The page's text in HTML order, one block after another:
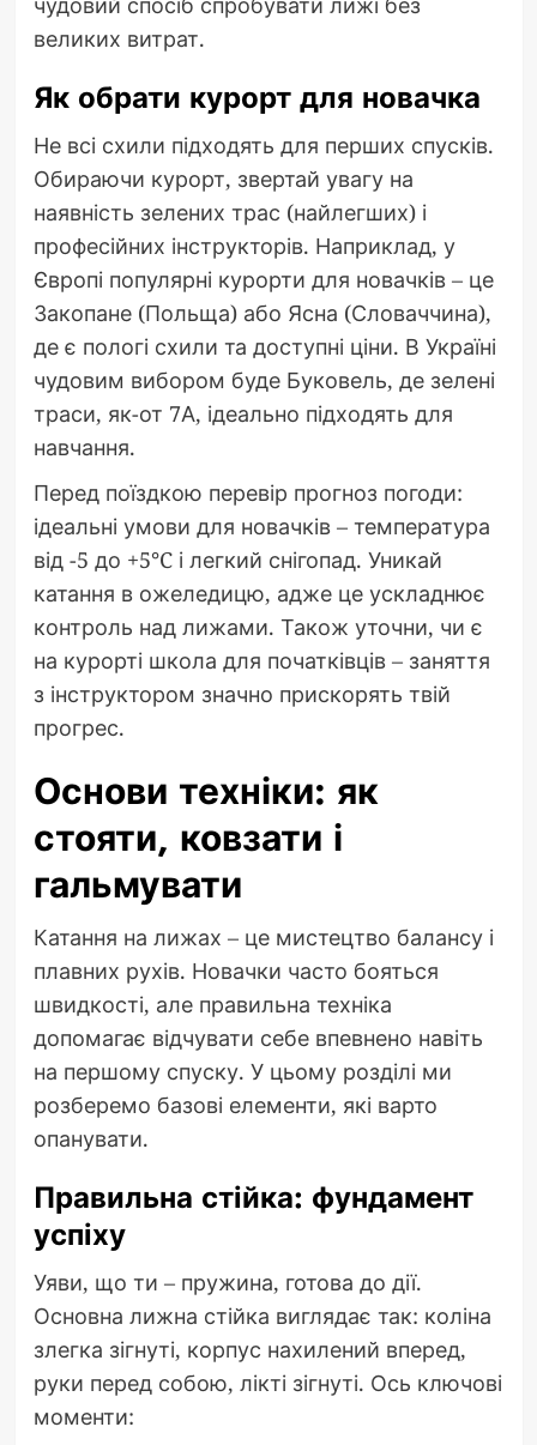
великих витрат.
Як обрати курорт для новачка
Не всі схили підходять для перших спусків.
Обираючи курорт, звертай увагу на
наявність зелених трас (найлегших) і
професійних інструкторів. Наприклад, у
Європі популярні курорти для новачків – це
Закопане (Польща) або Ясна (Словаччина),
де є пологі схили та доступні ціни. В Україні
чудовим вибором буде Буковель, де зелені
траси, як-от 7А, ідеально підходять для
навчання.
Перед поїздкою перевір прогноз погоди:
ідеальні умови для новачків – температура
від -5 до +5°C і легкий снігопад. Уникай
катання в ожеледицю, адже це ускладнює
контроль над лижами. Також уточни, чи є
на курорті школа для початківців – заняття
з інструктором значно прискорять твій
прогрес.
Основи техніки: як
стояти, ковзати і
гальмувати
Катання на лижах – це мистецтво балансу і
плавних рухів. Новачки часто бояться
швидкості, але правильна техніка
допомагає відчувати себе впевнено навіть
на першому спуску. У цьому розділі ми
розберемо базові елементи, які варто
опанувати.
Правильна стійка: фундамент
успіху
Уяви, що ти – пружина, готова до дії.
Основна лижна стійка виглядає так: коліна
злегка зігнуті, корпус нахилений вперед,
руки перед собою, лікті зігнуті. Ось ключові
моменти: